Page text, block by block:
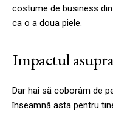
costume de business
ca o a doua piele.
Impactul
Dar hai să coborâm de
înseamnă asta pentru